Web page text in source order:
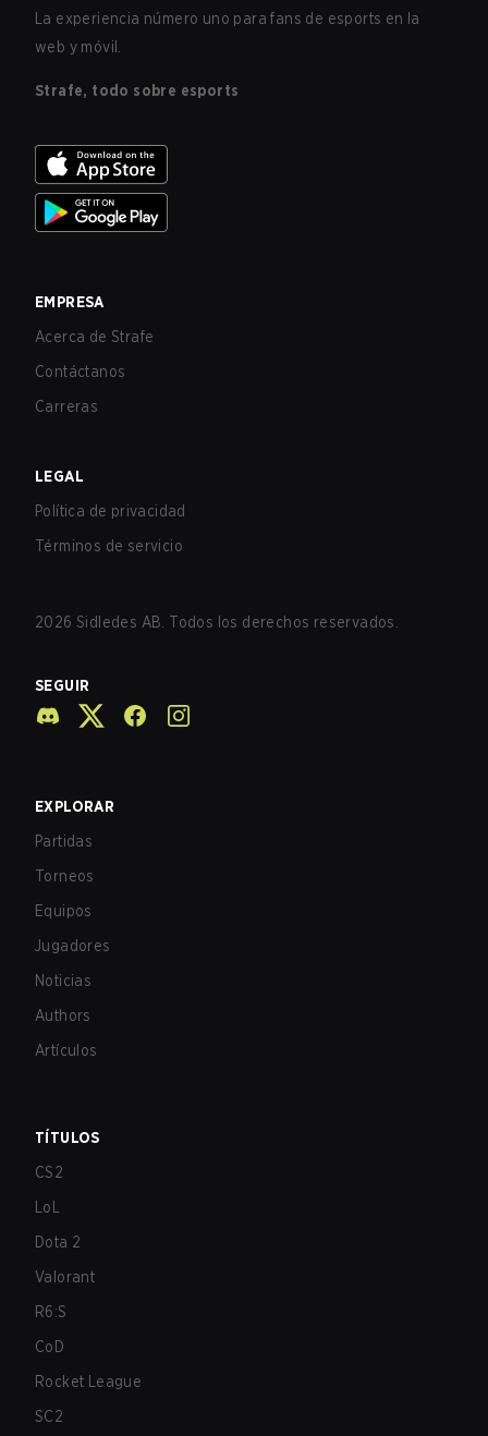
La experiencia número uno para fans de esports en la
web y móvil.
Strafe, todo sobre esports
EMPRESA
Acerca de Strafe
Contáctanos
Carreras
LEGAL
Política de privacidad
Términos de servicio
2026 Sidledes AB. Todos los derechos reservados.
SEGUIR
EXPLORAR
Partidas
Torneos
Equipos
Jugadores
Noticias
Authors
Artículos
TÍTULOS
CS2
LoL
Dota 2
Valorant
R6:S
CoD
Rocket League
SC2